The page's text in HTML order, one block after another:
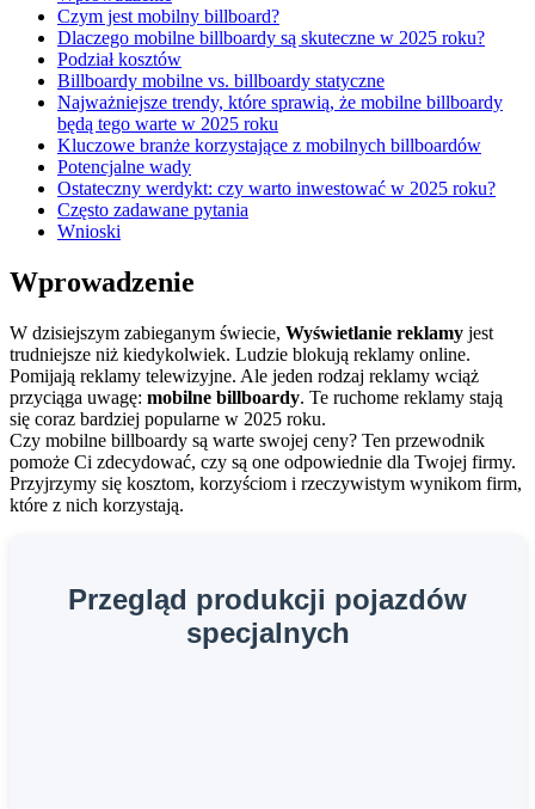
Czym jest mobilny billboard?
Dlaczego mobilne billboardy są skuteczne w 2025 roku?
Podział kosztów
Billboardy mobilne vs. billboardy statyczne
Najważniejsze trendy, które sprawią, że mobilne billboardy
będą tego warte w 2025 roku
Kluczowe branże korzystające z mobilnych billboardów
Potencjalne wady
Ostateczny werdykt: czy warto inwestować w 2025 roku?
Często zadawane pytania
Wnioski
Wprowadzenie
W dzisiejszym zabieganym świecie, Wyświetlanie reklamy jest
trudniejsze niż kiedykolwiek. Ludzie blokują reklamy online.
Pomijają reklamy telewizyjne. Ale jeden rodzaj reklamy wciąż
przyciąga uwagę: mobilne billboardy. Te ruchome reklamy stają
się coraz bardziej popularne w 2025 roku.
Czy mobilne billboardy są warte swojej ceny? Ten przewodnik
pomoże Ci zdecydować, czy są one odpowiednie dla Twojej firmy.
Przyjrzymy się kosztom, korzyściom i rzeczywistym wynikom firm,
które z nich korzystają.
Przegląd produkcji pojazdów
specjalnych